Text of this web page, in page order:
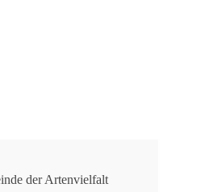
der Artenvielfalt